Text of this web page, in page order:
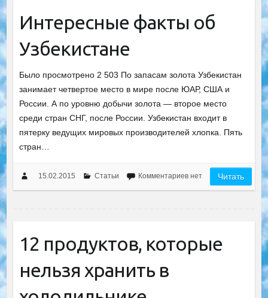
Интересные факты об
Узбекистане
Было просмотрено 2 503 По запасам золота Узбекистан
занимает четвертое место в мире после ЮАР, США и
России. А по уровню добычи золота — второе место
среди стран СНГ, после России. Узбекистан входит в
пятерку ведущих мировых производителей хлопка. Пять
стран…
15.02.2015 Статьи Комментариев нет Читать
12 продуктов, которые
нельзя хранить в